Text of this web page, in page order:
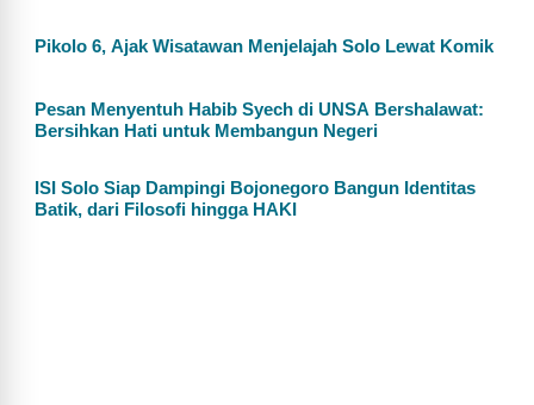
Pikolo 6, Ajak Wisatawan Menjelajah Solo Lewat Komik
Pesan Menyentuh Habib Syech di UNSA Bershalawat:
Bersihkan Hati untuk Membangun Negeri
ISI Solo Siap Dampingi Bojonegoro Bangun Identitas
Batik, dari Filosofi hingga HAKI